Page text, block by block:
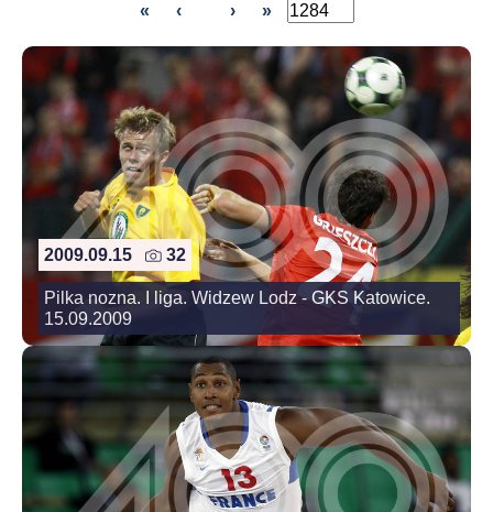
« ‹ › »
2009.09.15 32
Pilka nozna. I liga. Widzew Lodz - GKS Katowice.
15.09.2009